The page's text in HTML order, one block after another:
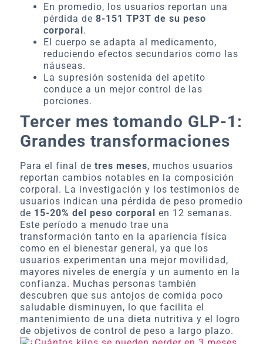
En promedio, los usuarios reportan una
pérdida de 8-151 TP3T de su peso
corporal.
El cuerpo se adapta al medicamento,
reduciendo efectos secundarios como las
náuseas.
La supresión sostenida del apetito
conduce a un mejor control de las
porciones.
Tercer mes tomando GLP-1:
Grandes transformaciones
Para el final de tres meses, muchos usuarios
reportan cambios notables en la composición
corporal. La investigación y los testimonios de
usuarios indican una pérdida de peso promedio
de 15-20% del peso corporal en 12 semanas.
Este período a menudo trae una
transformación tanto en la apariencia física
como en el bienestar general, ya que los
usuarios experimentan una mejor movilidad,
mayores niveles de energía y un aumento en la
confianza. Muchas personas también
descubren que sus antojos de comida poco
saludable disminuyen, lo que facilita el
mantenimiento de una dieta nutritiva y el logro
de objetivos de control de peso a largo plazo.